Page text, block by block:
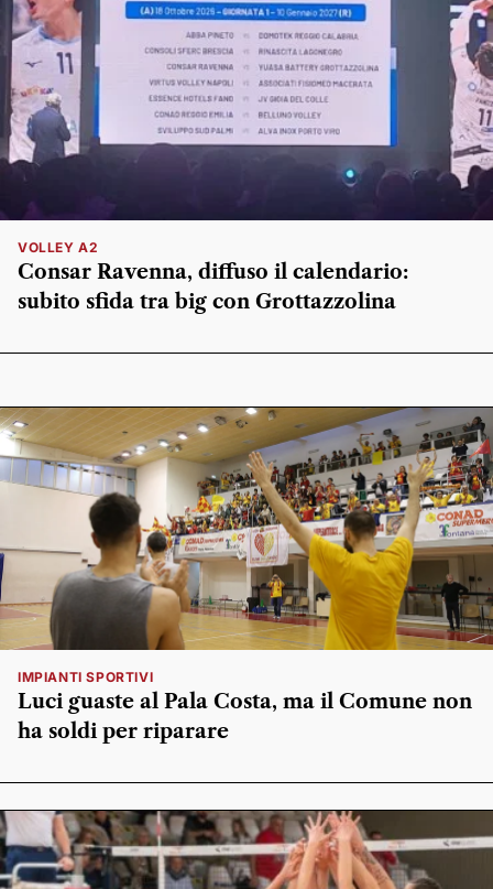
VOLLEY A2
Consar Ravenna, diffuso il calendario:
subito sfida tra big con Grottazzolina
IMPIANTI SPORTIVI
Luci guaste al Pala Costa, ma il Comune non
ha soldi per riparare